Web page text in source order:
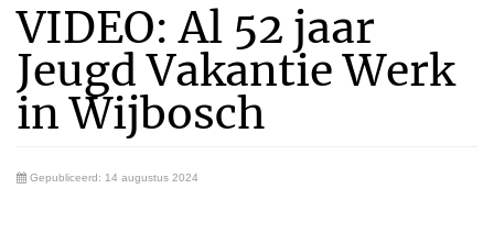
VIDEO: Al 52 jaar
Jeugd Vakantie Werk
in Wijbosch
Gepubliceerd: 14 augustus 2024